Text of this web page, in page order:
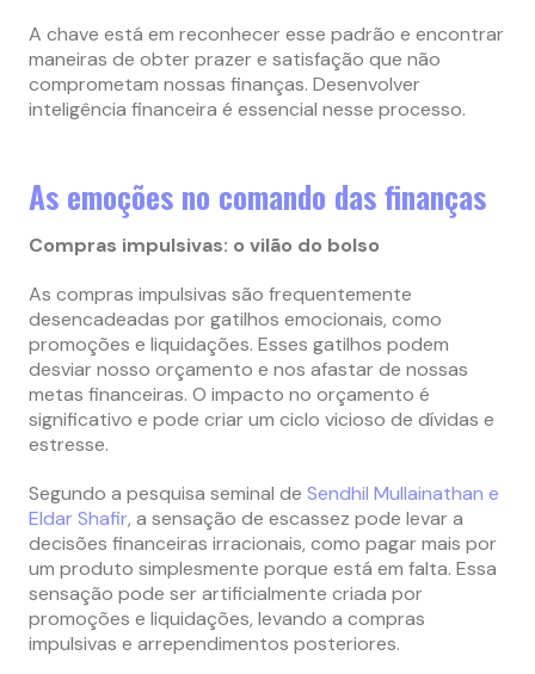
A chave está em reconhecer esse padrão e encontrar
maneiras de obter prazer e satisfação que não
comprometam nossas finanças. Desenvolver
inteligência financeira é essencial nesse processo.
As emoções no comando das finanças
Compras impulsivas: o vilão do bolso
As compras impulsivas são frequentemente
desencadeadas por gatilhos emocionais, como
promoções e liquidações. Esses gatilhos podem
desviar nosso orçamento e nos afastar de nossas
metas financeiras. O impacto no orçamento é
significativo e pode criar um ciclo vicioso de dívidas e
estresse.
Segundo a pesquisa seminal de Sendhil Mullainathan e
Eldar Shafir, a sensação de escassez pode levar a
decisões financeiras irracionais, como pagar mais por
um produto simplesmente porque está em falta. Essa
sensação pode ser artificialmente criada por
promoções e liquidações, levando a compras
impulsivas e arrependimentos posteriores.